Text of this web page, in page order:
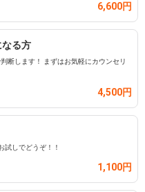
6,600円
る方
断します！ まずはお気軽にカウンセリ
4,500円
試しでどうぞ！！
1,100円